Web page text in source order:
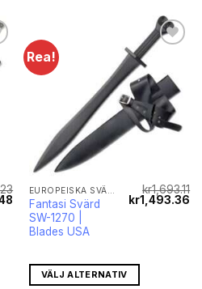
Det
nuvarande
priset
Rea!
Fantasi Svärd
SW-1270 |
Blades USA
kr1,693.11
Det
ursprungliga
kr1,493.36
VÄLJ ALTERNATIV